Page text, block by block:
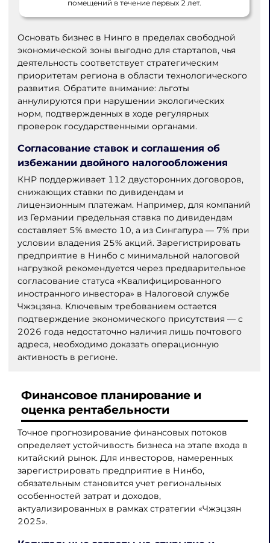
помещений в течение первых 2 лет.
Основать бизнес в Нинго в пределах свободной
экономической зоны выгодно для стартапов, чья
деятельность соответствует стратегическим
приоритетам региона в области технологического
развития. Обратите внимание: льготы
аннулируются при нарушении экологических
норм, подтвержденных в ходе регулярных
проверок государственными органами.
Согласование ставок и соглашения об
избежании двойного налогообложения
КНР поддерживает 112 двусторонних договоров,
снижающих ставки по дивидендам и
лицензионным платежам. Например, для компаний
из Германии предельная ставка по дивидендам
составляет 5% вместо 10, а из Сингапура — 7% при
условии владения 25% акций. Зарегистрировать
предприятие в Нинбо с минимальной налоговой
нагрузкой рекомендуется через предварительное
согласование статуса «Квалифицированного
иностранного инвестора» в Налоговой службе
Чжэцзяна. Ключевым требованием остается
подтверждение экономического присутствия — с
2026 года недостаточно наличия лишь почтового
адреса, необходимо доказать операционную
активность в регионе.
Финансовое планирование и
оценка рентабельности
Точное прогнозирование финансовых потоков
определяет устойчивость бизнеса на этапе входа в
китайский рынок. Для инвесторов, намеренных
зарегистрировать предприятие в Нинбо,
обязательным становится учет региональных
особенностей затрат и доходов,
актуализированных в рамках стратегии «Чжэцзян
2025».